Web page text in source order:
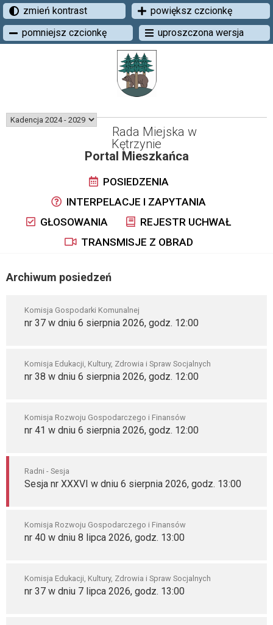
zmień kontrast
powiększ czcionkę
pomniejsz czcionkę
uproszczona wersja
Rada Miejska w
Kętrzynie
Portal Mieszkańca
POSIEDZENIA
INTERPELACJE I ZAPYTANIA
GŁOSOWANIA
REJESTR UCHWAŁ
TRANSMISJE Z OBRAD
Archiwum posiedzeń
Komisja Gospodarki Komunalnej
nr 37 w dniu 6 sierpnia 2026, godz. 12:00
Komisja Edukacji, Kultury, Zdrowia i Spraw Socjalnych
nr 38 w dniu 6 sierpnia 2026, godz. 12:00
Komisja Rozwoju Gospodarczego i Finansów
nr 41 w dniu 6 sierpnia 2026, godz. 12:00
Radni - Sesja
Sesja nr XXXVI w dniu 6 sierpnia 2026, godz. 13:00
Komisja Rozwoju Gospodarczego i Finansów
nr 40 w dniu 8 lipca 2026, godz. 13:00
Komisja Edukacji, Kultury, Zdrowia i Spraw Socjalnych
nr 37 w dniu 7 lipca 2026, godz. 13:00